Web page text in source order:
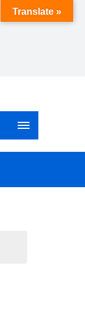
Translate »